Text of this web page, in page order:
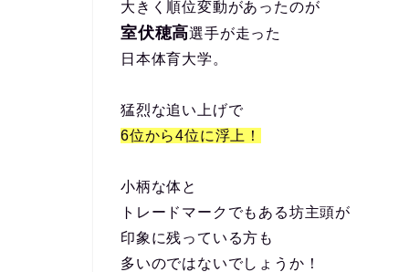
大きく順位変動があったのが
室伏穂高選手が走った
日本体育大学。
猛烈な追い上げで
6位から4位に浮上！
小柄な体と
トレードマークでもある坊主頭が
印象に残っている方も
多いのではないでしょうか！